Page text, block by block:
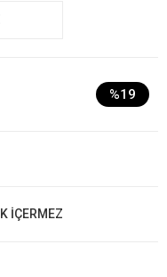
%19
İÇERMEZ